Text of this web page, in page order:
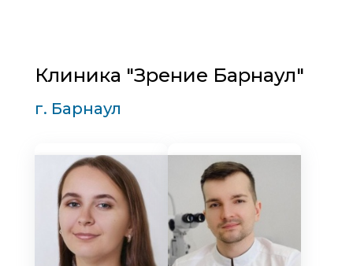
Клиника "Зрение Барнаул"
г. Барнаул